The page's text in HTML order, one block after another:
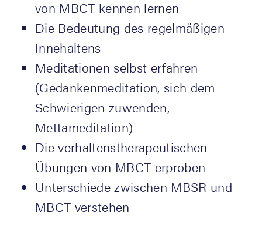
von MBCT ken­nen lernen
Die Bedeu­tung des regel­mä­ßi­gen
Innehaltens
Medi­ta­tio­nen selbst erfah­ren
(Gedan­ken­me­di­ta­ti­on, sich dem
Schwie­ri­gen zuwen­den,
Mettameditation)
Die ver­hal­tens­the­ra­peu­ti­schen
Übun­gen von MBCT erproben
Unter­schie­de zwi­schen MBSR und
MBCT verstehen